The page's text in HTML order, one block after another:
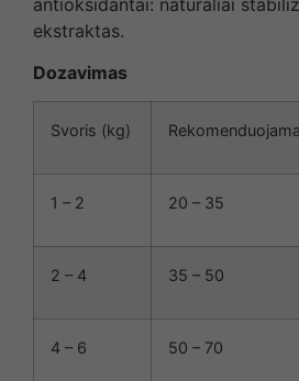
ekstraktas.
Dozavimas
Svoris (kg)
1 – 2 20 – 35
2 – 4 35 – 50
4 – 6 50 – 70